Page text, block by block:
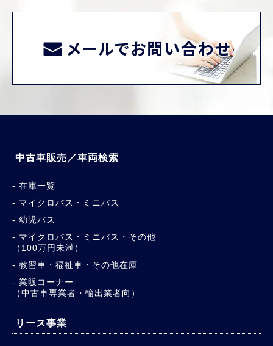
メールでお問い合わせ
中古車販売／車両検索
在庫一覧
マイクロバス・ミニバス
幼児バス
マイクロバス・ミニバス・その他
（100万円未満）
教習車・福祉車・その他在庫
業販コーナー
（中古車専業者・輸出業者向）
リース事業